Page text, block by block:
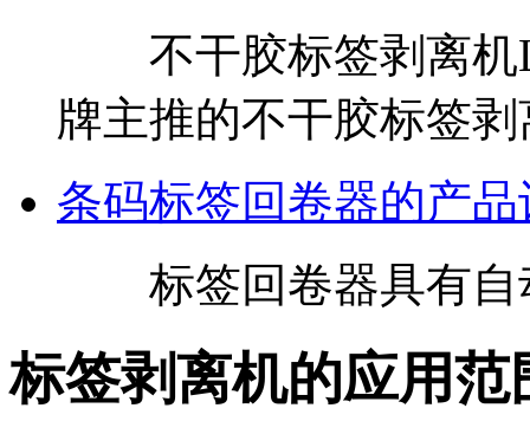
不干胶标签剥离机
牌主推的不干胶标签
条码标签回卷器的产品
标签回卷器具有自
标签剥离机的应用范